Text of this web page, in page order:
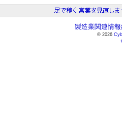
製造業関連情
© 2026